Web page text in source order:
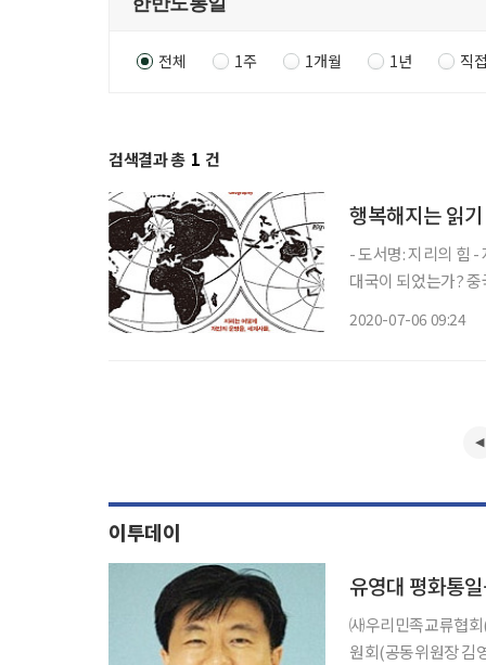
전체 1주 1개월 1년 직
검색결과 총 1 건
행복해지는 읽
- 도서명: 지리의 힘 -
대국이 되었는가?
2020-07-06 09:24
이투데이
유영대 평화통
㈔우리민족교류협
원회(공동위원장 김